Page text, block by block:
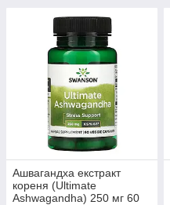
Ашвагандха екстракт
кореня (Ultimate
Ashwagandha) 250 мг 60